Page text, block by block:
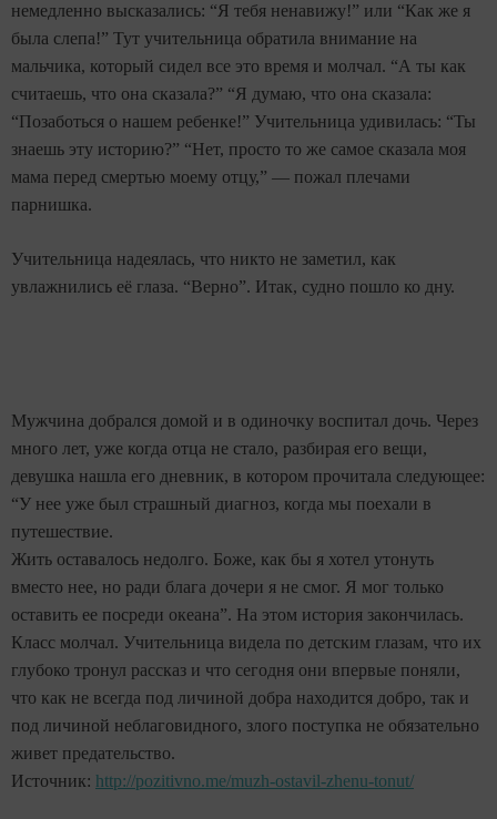
немедленно высказались: “Я тебя ненавижу!” или “Как же я
была слепа!” Тут учительница обратила внимание на
мальчика, который сидел все это время и молчал. “А ты как
считаешь, что она сказала?” “Я думаю, что она сказала:
“Позаботься о нашем ребенке!” Учительница удивилась: “Ты
знаешь эту историю?” “Нет, просто то же самое сказала моя
мама перед смертью моему отцу,” — пожал плечами
парнишка.
Учительница надеялась, что никто не заметил, как
увлажнились её глаза. “Верно”. Итак, судно пошло ко дну.
Мужчина добрался домой и в одиночку воспитал дочь. Через
много лет, уже когда отца не стало, разбирая его вещи,
девушка нашла его дневник, в котором прочитала следующее:
“У нее уже был страшный диагноз, когда мы поехали в
путешествие.
Жить оставалось недолго. Боже, как бы я хотел утонуть
вместо нее, но ради блага дочери я не смог. Я мог только
оставить ее посреди океана”. На этом история закончилась.
Класс молчал. Учительница видела по детским глазам, что их
глубоко тронул рассказ и что сегодня они впервые поняли,
что как не всегда под личиной добра находится добро, так и
под личиной неблаговидного, злого поступка не обязательно
живет предательство.
Источник: http://pozitivno.me/muzh-ostavil-zhenu-tonut/